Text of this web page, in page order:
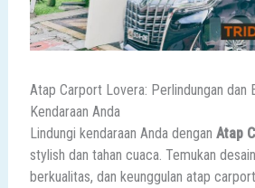
Atap Carport Lovera: Perlindungan dan
Kendaraan Anda
Lindungi kendaraan Anda dengan Atap
stylish dan tahan cuaca. Temukan
berkualitas, dan keunggulan atap